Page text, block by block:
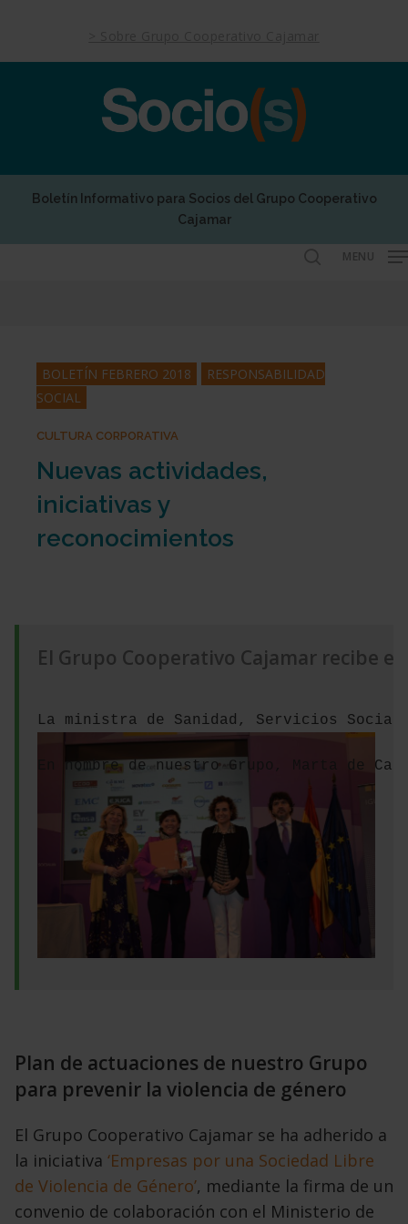
main
Boletín Informativo para Socios del Grupo Cooperativo
Cajamar
MENU
BOLETÍN FEBRERO 2018
RESPONSABILIDAD
SOCIAL
CULTURA CORPORATIVA
Nuevas actividades,
iniciativas y
reconocimientos
El Grupo Cooperativo Cajamar recibe
La ministra de Sanidad, Servicios
En nombre de nuestro Grupo, Marta de
Plan de actuaciones de nuestro Grupo
para prevenir la violencia de género
El Grupo Cooperativo Cajamar se ha adherido a
la iniciativa ‘Empresas por una Sociedad Libre
de Violencia de Género’, mediante la firma de un
convenio de colaboración con el Ministerio de